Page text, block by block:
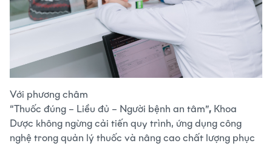
Với phương châm
“Thuốc đúng – Liều đủ – Người bệnh an tâm”, Khoa
Dược không ngừng cải tiến quy trình, ứng dụng công
nghệ trong quản lý thuốc và nâng cao chất lượng phục